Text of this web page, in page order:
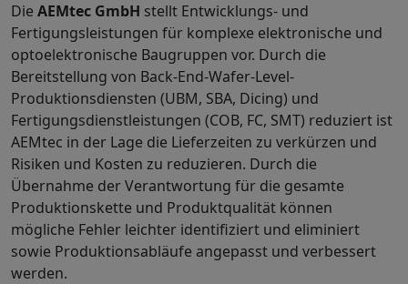
Die AEMtec GmbH stellt Entwicklungs- und
Fertigungsleistungen für komplexe elektronische und
optoelektronische Baugruppen vor. Durch die
Bereitstellung von Back-End-Wafer-Level-
Produktionsdiensten (UBM, SBA, Dicing) und
Fertigungsdienstleistungen (COB, FC, SMT) reduziert ist
AEMtec in der Lage die Lieferzeiten zu verkürzen und
Risiken und Kosten zu reduzieren. Durch die
Übernahme der Verantwortung für die gesamte
Produktionskette und Produktqualität können
mögliche Fehler leichter identifiziert und eliminiert
sowie Produktionsabläufe angepasst und verbessert
werden.